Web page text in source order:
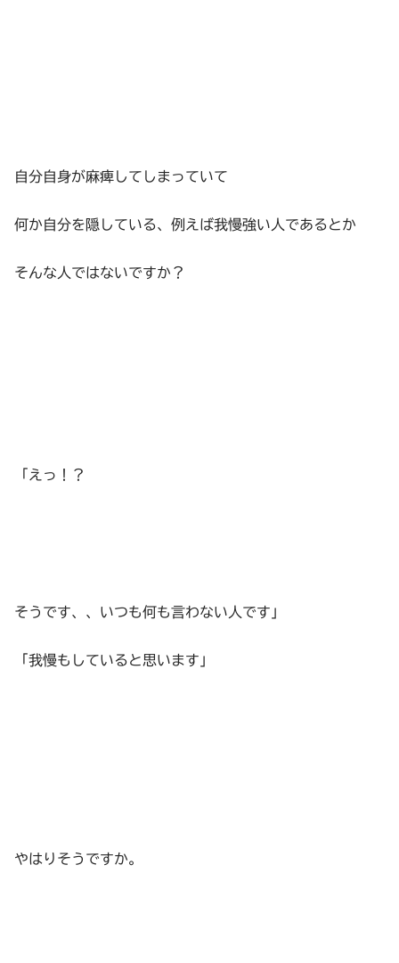
自分自身が麻痺してしまっていて
何か自分を隠している、例えば我慢強い人であるとか
そんな人ではないですか？
「えっ！？
そうです、、いつも何も言わない人です」
「我慢もしていると思います」
やはりそうですか。